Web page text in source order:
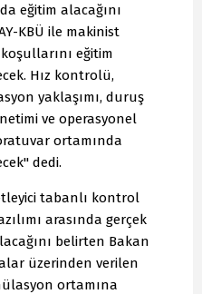
eğitim alacağını
KBÜ ile makinist
eğitim
Hız kontrolü,
yaklaşımı, duruş
ve operasyonel
ortamında
dedi.
tabanlı kontrol
arasında gerçek
belirten Bakan
üzerinden verilen
ortamına